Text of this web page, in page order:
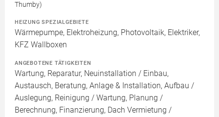
Thumby)
HEIZUNG SPEZIALGEBIETE
Wärmepumpe, Elektroheizung, Photovoltaik, Elektriker,
KFZ Wallboxen
ANGEBOTENE TÄTIGKEITEN
Wartung, Reparatur, Neuinstallation / Einbau,
Austausch, Beratung, Anlage & Installation, Aufbau /
Auslegung, Reinigung / Wartung, Planung /
Berechnung, Finanzierung, Dach Vermietung /